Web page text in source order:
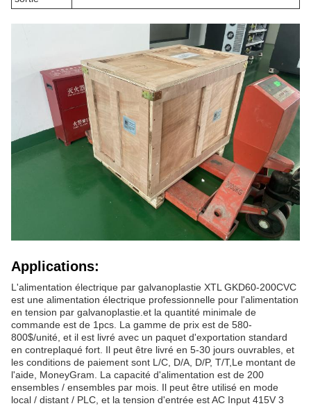
Applications:
L'alimentation électrique par galvanoplastie XTL GKD60-200CVC
est une alimentation électrique professionnelle pour l'alimentation
en tension par galvanoplastie.et la quantité minimale de
commande est de 1pcs. La gamme de prix est de 580-
800$/unité, et il est livré avec un paquet d'exportation standard
en contreplaqué fort. Il peut être livré en 5-30 jours ouvrables, et
les conditions de paiement sont L/C, D/A, D/P, T/T,Le montant de
l'aide, MoneyGram. La capacité d'alimentation est de 200
ensembles / ensembles par mois. Il peut être utilisé en mode
local / distant / PLC, et la tension d'entrée est AC Input 415V 3